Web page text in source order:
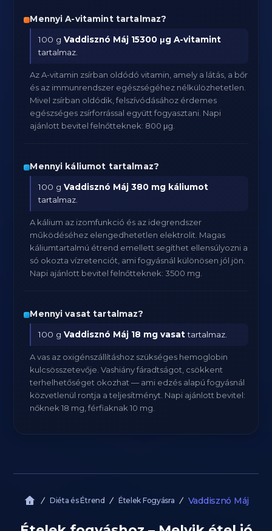
Mennyi A-vitamint tartalmaz?
100 gVaddisznó Máj 15300 μg A-vitamint
tartalmaz.
Az A-vitamin zsírban oldódó vitamin, amely a látás, a bőr
és az immunrendszer egészségéhez nélkülözhetetlen.
Mivel zsírban oldódik, felszívódásához érdemes
egészséges zsírforrással együtt fogyasztani. Napi
ajánlott bevitel felnőtteknek: 800 μg.
Mennyi káliumot tartalmaz?
100 gVaddisznó Máj 380 mg káliumot
tartalmaz.
A kálium az izomfunkció és az idegrendszer
működéséhez elengedhetetlen elektrolit. Magas
káliumtartalmú étrend emellett segíthet ellensúlyozni a
só okozta vízretenciót, ami fogyásnál különösen jól jön.
Napi ajánlott bevitel felnőtteknek: 3500 mg.
Mennyi vasat tartalmaz?
100 gVaddisznó Máj 18 mg vasattartalmaz.
A vas az oxigénszállításhoz szükséges hemoglobin
kulcsösszetevője. Vashiány fáradtságot, csökkent
terhelhetőséget okozhat — ami edzés alapú fogyásnál
közvetlenül rontja a teljesítményt. Napi ajánlott bevitel:
nőknek 18 mg, férfiaknak 10 mg.
Diéta és Étrend Ételek Fogyásra Vaddisznó Máj